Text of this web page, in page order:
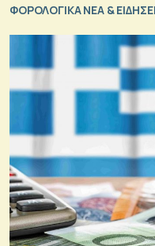
ΦΟΡΟΛΟΓΙΚΑ ΝΕΑ &